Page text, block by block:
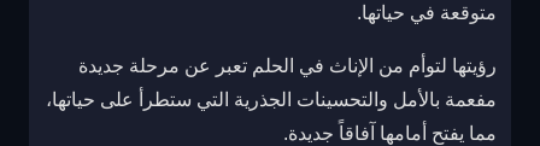
متوقعة في حياتها.
رؤيتها لتوأم من الإناث في الحلم تعبر عن مرحلة جديدة
مفعمة بالأمل والتحسينات الجذرية التي ستطرأ على حياتها،
مما يفتح أمامها آفاقاً جديدة.